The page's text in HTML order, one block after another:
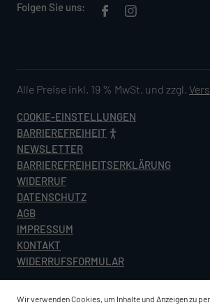
Folgen Sie uns:
Alle Preise inkl. 19 % MwSt. und zzgl.
COOKIE-EINSTELLUNGEN
BARRIEREFREIHEIT
NEWSLETTER
BARRIEREFREIHEITSERKLÄRUNG
WIDERRUF
DATENSCHUTZ
AGB
IMPRESSUM
KONTAKT
WIDERRUFSFORMULAR
Wir verwenden Cookies, um Inhalte und Anzeigen zu